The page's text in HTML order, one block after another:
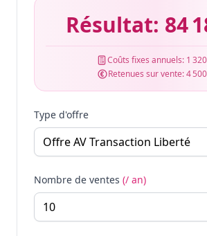
Résultat: 84
Coûts fixes annuels: 1
Retenues sur vente:4
Type d'offre
Nombre de ventes (/ an)